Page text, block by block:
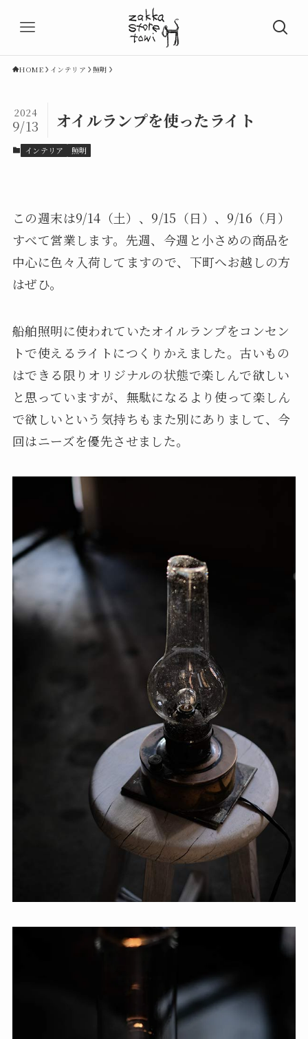
HOME インテリア 照明
オイルランプを使ったライト
2024
9/13
インテリア 照明
この週末は9/14（土）、9/15（日）、9/16（月）
すべて営業します。先週、今週と小さめの商品を
中心に色々入荷してますので、下町へお越しの方
はぜひ。
船舶照明に使われていたオイルランプをコンセン
トで使えるライトにつくりかえました。古いもの
はできる限りオリジナルの状態で楽しんで欲しい
と思っていますが、無駄になるより使って楽しん
で欲しいという気持ちもまた別にありまして、今
回はニーズを優先させました。